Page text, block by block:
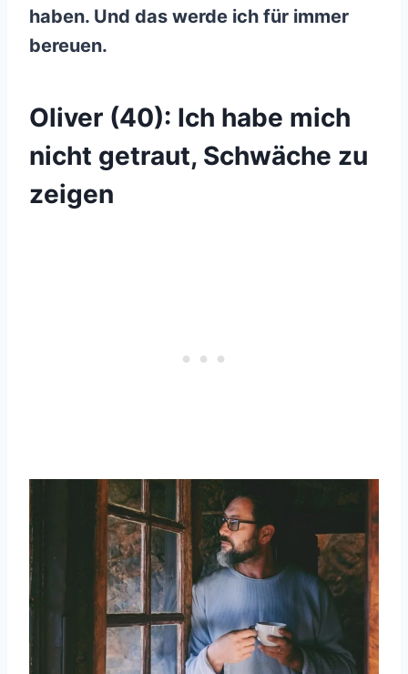
haben. Und das werde ich für immer
bereuen.
Oliver (40): Ich habe mich
nicht getraut, Schwäche zu
zeigen